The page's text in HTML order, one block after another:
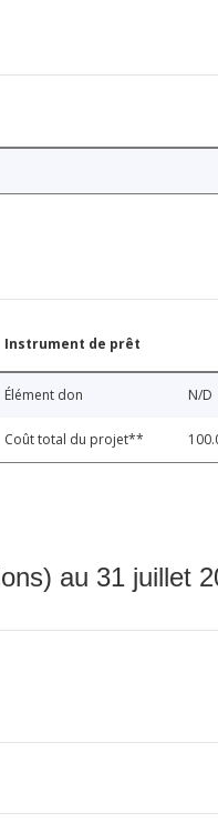
Instrument de prêt
Élément don N/D
Coût total du projet**
au 31 juillet